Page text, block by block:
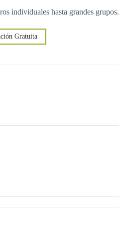
individuales hasta grandes grupos.
Gratuita